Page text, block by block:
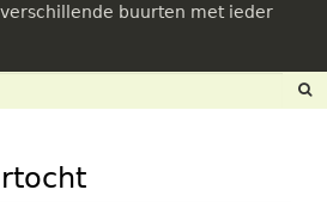
buurten met ieder